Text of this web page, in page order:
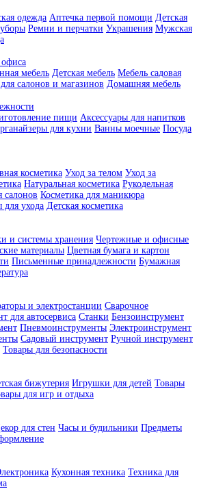
одежда Аптечка первой помощи Детская
Ремни и перчатки Украшения Мужская
мебель Детская мебель Мебель садовая
салонов и магазинов Домашняя мебель
пищи Аксессуары для напитков
для кухни Ванны моечные Посуда
косметика Уход за телом Уход за
Натуральная косметика Рукодельная
салонов Косметика для маникюра
для ухода Детская косметика
и системы хранения Чертежные и офисные
материалы Цветная бумага и картон
Письменные принадлежности Бумажная
и электростанции Сварочное
для автосервиса Станки Бензоинструмент
Пневмоинструменты Электроинструмент
Садовый инструмент Ручной инструмент
Товары для безопасности
бижутерия Игрушки для детей Товары
для игр и отдыха
для стен Часы и будильники Предметы
Кухонная техника Техника для